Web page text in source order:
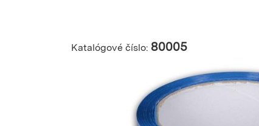
Katalógové číslo: 80005